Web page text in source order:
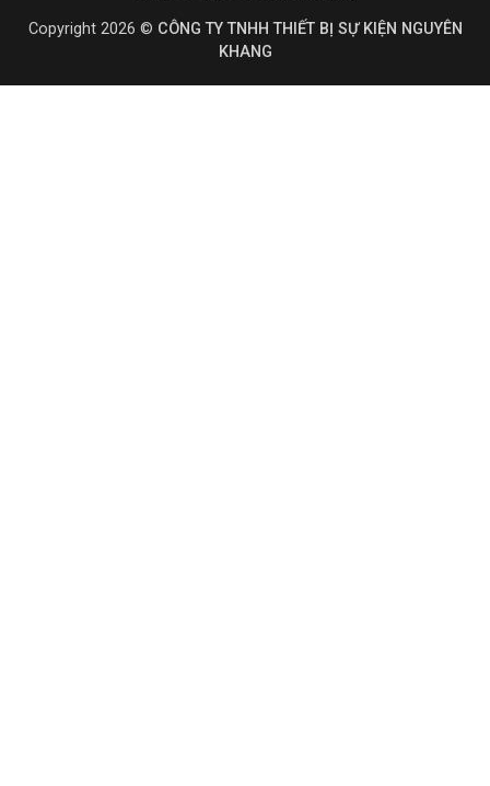
Copyright 2026 © CÔNG TY TNHH THIẾT BỊ SỰ KIỆN NGUYÊN
KHANG